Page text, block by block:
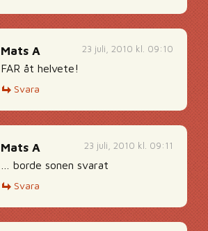
23 juli, 2010 kl. 09:10
Mats A
FAR åt helvete!
Svara
23 juli, 2010 kl. 09:11
Mats A
… borde sonen svarat
Svara